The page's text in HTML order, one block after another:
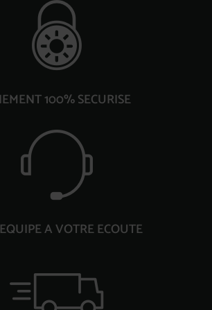
100% SECURISE
A VOTRE ECOUTE